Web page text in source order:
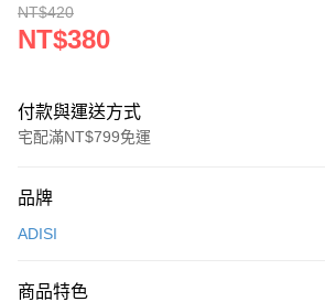
NT$420
NT$380
付款與運送方式
宅配滿NT$799免運
信用卡一次付款
Apple Pay
品牌
ADISI
商品特色